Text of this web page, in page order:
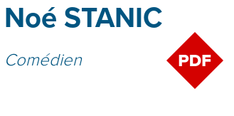
Noé STANIC
Comédien